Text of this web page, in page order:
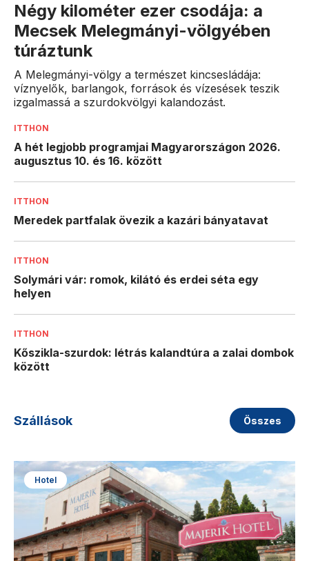
Négy kilométer ezer csodája: a
Mecsek Melegmányi-völgyében
túráztunk
A Melegmányi-völgy a természet kincsesládája:
víznyelők, barlangok, források és vízesések teszik
izgalmassá a szurdokvölgyi kalandozást.
ITTHON
A hét legjobb programjai Magyarországon 2026.
augusztus 10. és 16. között
ITTHON
Meredek partfalak övezik a kazári bányatavat
ITTHON
Solymári vár: romok, kilátó és erdei séta egy
helyen
ITTHON
Kőszikla-szurdok: létrás kalandtúra a zalai dombok
között
Szállások Összes
Hotel